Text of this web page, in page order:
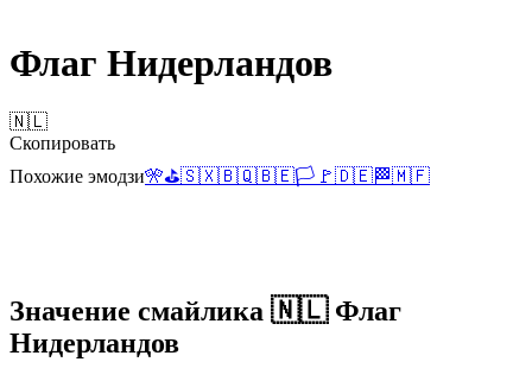
Флаг Нидерландов
🇳🇱
Скопировать
Похожие эмодзи🎌⛳🇸🇽🇧🇶🇧🇪🏳️ 🚩🇩🇪🏁🇲🇫
Значение смайлика 🇳🇱 Флаг
Нидерландов